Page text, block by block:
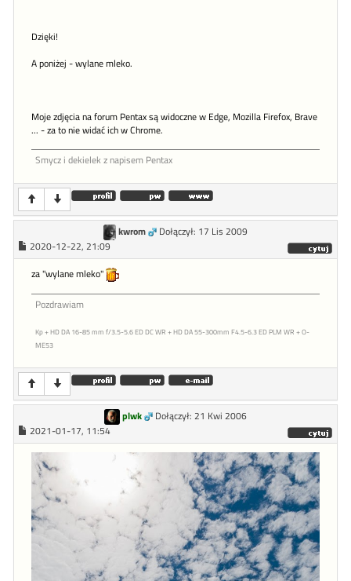
Dzięki!
A poniżej - wylane mleko.
Moje zdjęcia na forum Pentax są widoczne w Edge, Mozilla Firefox, Brave
... - za to nie widać ich w Chrome.
Smycz i dekielek z napisem Pentax
kwrom
Dołączył: 17 Lis 2009
2020-12-22, 21:09
za "wylane mleko"
Pozdrawiam
Kp + HD DA 16-85 mm f/3.5-5.6 ED DC WR + HD DA 55-300mm F4.5-6.3 ED PLM WR + O-
ME53
plwk
Dołączył: 21 Kwi 2006
2021-01-17, 11:54